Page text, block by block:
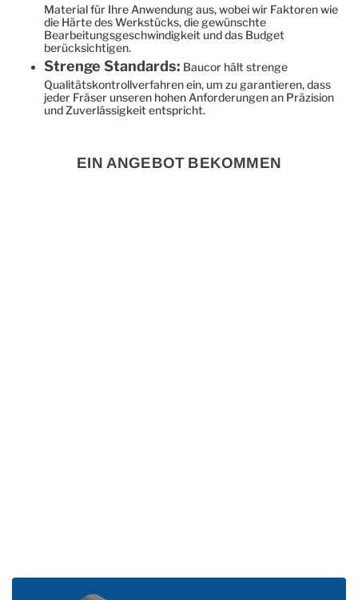
Material für Ihre Anwendung aus, wobei wir Faktoren wie
die Härte des Werkstücks, die gewünschte
Bearbeitungsgeschwindigkeit und das Budget
berücksichtigen.
Strenge Standards: Baucor hält strenge
Qualitätskontrollverfahren ein, um zu garantieren, dass
jeder Fräser unseren hohen Anforderungen an Präzision
und Zuverlässigkeit entspricht.
EIN ANGEBOT BEKOMMEN